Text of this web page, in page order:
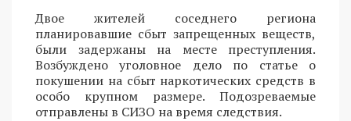
Двое жителей соседнего региона
планировавшие сбыт запрещенных веществ,
были задержаны на месте преступления.
Возбуждено уголовное дело по статье о
покушении на сбыт наркотических средств в
особо крупном размере. Подозреваемые
отправлены в СИЗО на время следствия.